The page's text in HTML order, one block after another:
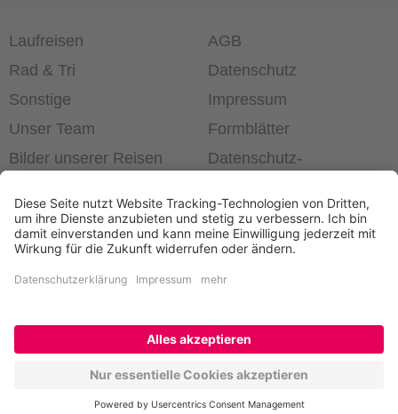
Laufreisen
Rad & Tri
Sonstige
Unser Team
Bilder unserer Reisen
AGB
Datenschutz
Impressum
Formblätter
Datenschutz­
Laufend die Welt erleben! ®